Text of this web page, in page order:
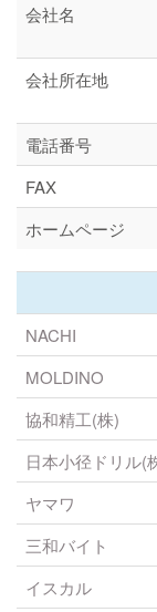
会社名
会社所在地
電話番号
FAX
ホームページ
NACHI
MOLDINO
協和精工(株)
日本小径ドリル(
ヤマワ
三和バイト
イスカル